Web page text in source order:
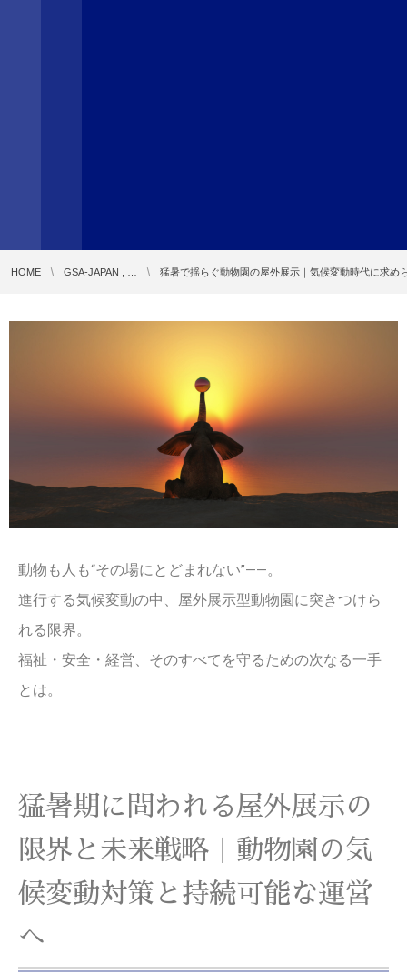
HOME GSA-JAPAN , … 猛暑で揺らぐ動物園の屋外展示｜気候変動時代に求め
動物も人も“その場にとどまれない”——。
進行する気候変動の中、屋外展示型動物園に突きつけら
れる限界。
福祉・安全・経営、そのすべてを守るための次なる一手
とは。
猛暑期に問われる屋外展示の
限界と未来戦略｜動物園の気
候変動対策と持続可能な運営
へ